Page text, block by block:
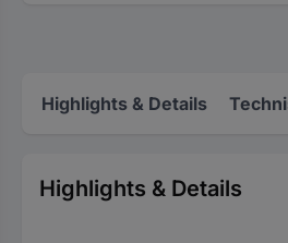
Highlights & Details
Highlights & Details